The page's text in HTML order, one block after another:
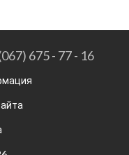
675 - 77 - 16